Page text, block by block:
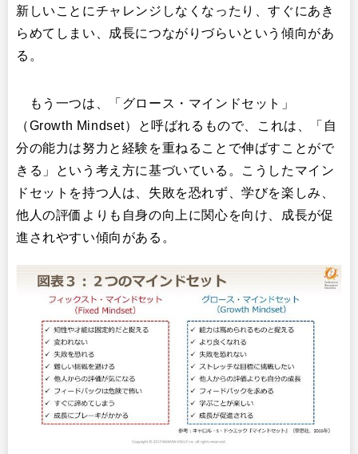
新しいことにチャレンジしなくなったり、すぐにあき
らめてしまい、成長につながりづらいという傾向があ
る。​
もう一つは、「グロース・マインドセット」
（Growth Mindset）と呼ばれるもので、これは、「自
分の能力は努力と経験を重ねることで伸ばすことがで
きる」という考え方に基づいている。こうしたマイン
ドセットを持つ人は、失敗を恐れず、学びを楽しみ、
他人の評価よりも自身の向上に関心を向け、成長が促
進されやすい傾向がある。